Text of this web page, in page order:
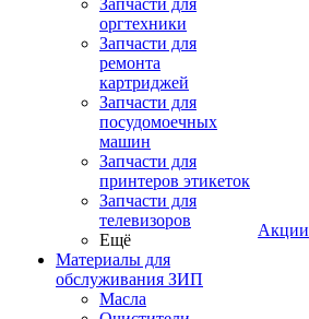
Запчасти для
оргтехники
Запчасти для
ремонта
картриджей
Запчасти для
посудомоечных
машин
Запчасти для
принтеров этикеток
Запчасти для
телевизоров
Ещё
Материалы для
обслуживания ЗИП
Масла
Акции